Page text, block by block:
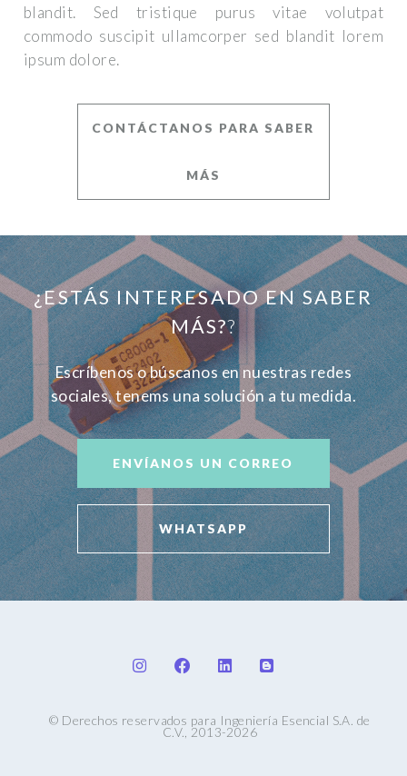
blandit. Sed tristique purus vitae volutpat
commodo suscipit ullamcorper sed blandit lorem
ipsum dolore.
CONTÁCTANOS PARA SABER
MÁS
¿ESTÁS INTERESADO EN SABER
MÁS??
Escríbenos o búscanos en nuestras redes
sociales, tenems una solución a tu medida.
ENVÍANOS UN CORREO
WHATSAPP
© Derechos reservados para Ingeniería Esencial S.A. de
C.V., 2013-2026